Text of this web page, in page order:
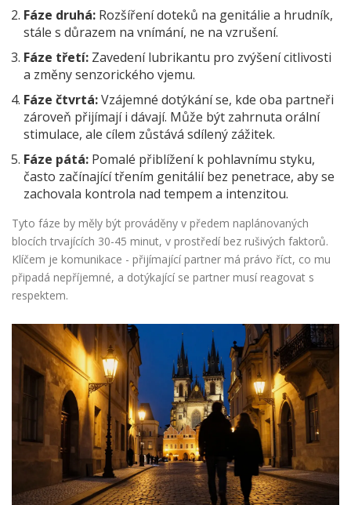
Fáze druhá: Rozšíření doteků na genitálie a hrudník,
stále s důrazem na vnímání, ne na vzrušení.
Fáze třetí: Zavedení lubrikantu pro zvýšení citlivosti
a změny senzorického vjemu.
Fáze čtvrtá:Vzájemné dotýkání se, kde oba partneři
zároveň přijímají i dávají. Může být zahrnuta orální
stimulace, ale cílem zůstává sdílený zážitek.
Fáze pátá: Pomalé přiblížení k pohlavnímu styku,
často začínající třením genitálií bez penetrace, aby se
zachovala kontrola nad tempem a intenzitou.
Tyto fáze by měly být prováděny v předem naplánovaných
blocích trvajících 30-45 minut, v prostředí bez rušivých faktorů.
Klíčem je komunikace - přijímající partner má právo říct, co mu
připadá nepříjemné, a dotýkající se partner musí reagovat s
respektem.